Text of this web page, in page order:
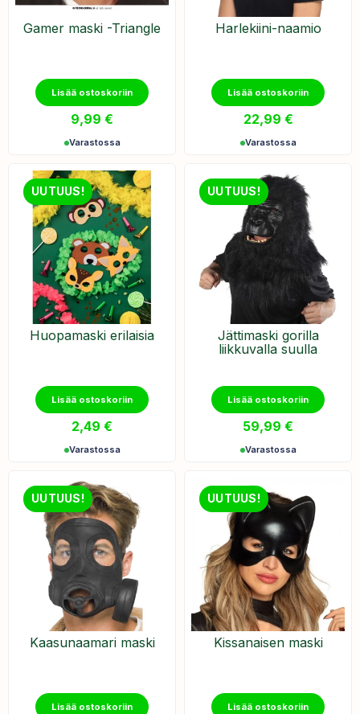
Gamer maski -Triangle
Lisää ostoskoriin
9,99 €
Varastossa
Harlekiini-naamio
Lisää ostoskoriin
22,99 €
Varastossa
UUTUUS!
Huopamaski erilaisia
Lisää ostoskoriin
2,49 €
Varastossa
UUTUUS!
Jättimaski gorilla
liikkuvalla suulla
Lisää ostoskoriin
59,99 €
Varastossa
UUTUUS!
Kaasunaamari maski
Lisää ostoskoriin
UUTUUS!
Kissanaisen maski
Lisää ostoskoriin